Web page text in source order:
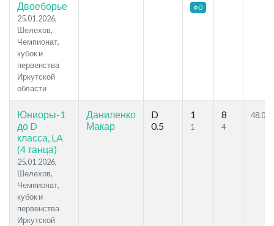
Двоеборье
25.01.2026,
Шелехов,
Чемпионат,
кубок и
первенства
Иркутской
области
ФО
Юниоры-1
до D
класса, LA
(4 танца)
25.01.2026,
Шелехов,
Чемпионат,
кубок и
первенства
Иркутской
Даниленко
Макар
D
0.5
1
1
8
4
48.05